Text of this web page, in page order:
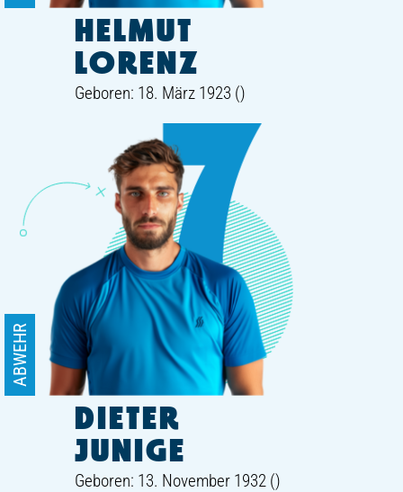
HELMUT
LORENZ
Geboren: 18. März 1923 ()
DIETER
JUNIGE
ABWEHR
Geboren: 13. November 1932 ()